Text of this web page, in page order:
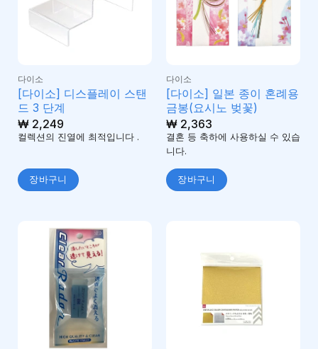
다이소
[다이소] 디스플레이 스탠
드 3 단계
₩2,249
컬렉션의 진열에 최적입니다 .
장바구니
다이소
[다이소] 일본 종이 혼례용
금봉(요시노 벚꽃)
₩2,363
결혼 등 축하에 사용하실 수 있습
니다.
장바구니